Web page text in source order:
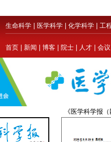
生命科学 医学科学 化学科学 工
首页 新闻 博客 院士 人才 会议
《医学科学